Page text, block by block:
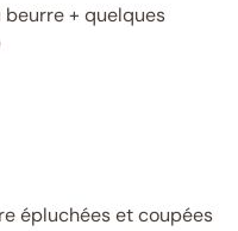
+ quelques
épluchées et coupées